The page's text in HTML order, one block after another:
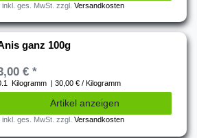
inkl. ges. MwSt. zzgl.Versandkosten
ganz 100g
€ *
Kilogramm | 30,00 € / Kilogramm
Artikel anzeigen
inkl. ges. MwSt. zzgl.Versandkosten